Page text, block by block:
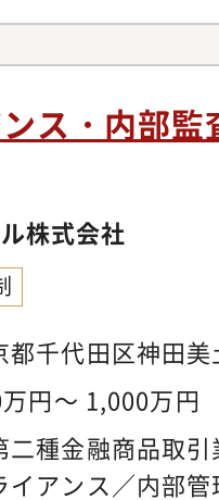
スとして、コー
法務部門でのマ
ネラリストとし
。）ス・内部
株式会社
都千代田区神田
MITOSHIRO 7
川町駅」より徒
650万円～ 1,000万円
種金融商品取引
イアンス／内部